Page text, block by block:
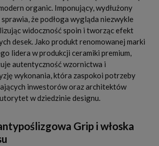
organic. Imponujący, wydłużony
że podłoga wygląda niezwykle
widoczność spoin i tworząc efekt
desek. Jako produkt renomowanej marki
lidera w produkcji ceramiki premium,
autentyczność wzornictwa i
wykonania, która zaspokoi potrzeby
inwestorów oraz architektów
w dziedzinie designu.
Grip i włoska